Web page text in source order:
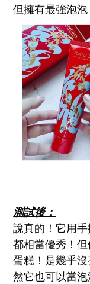
但擁有最強泡泡
測試後：
說真的！它用手
都相當優秀！
蛋糕！是幾乎
然它也可以當